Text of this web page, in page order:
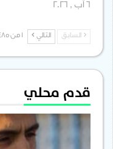
السابق التالي
قدم محلي